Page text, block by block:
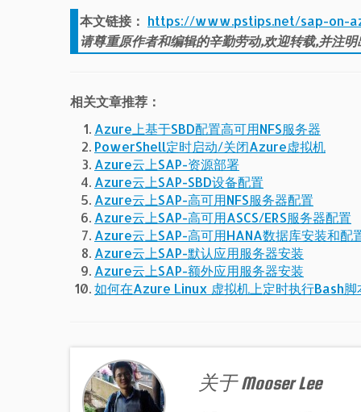
本文链接： https://www.pstips.net/sap-on-
请尊重原作者和编辑的辛勤劳动,欢迎转载,并注明
相关文章推荐：
Azure上基于SBD配置高可用NFS服务器
PowerShell定时启动/关闭Azure虚拟机
Azure云上SAP-资源部署
Azure云上SAP-SBD设备配置
Azure云上SAP-高可用NFS服务器配置
Azure云上SAP-高可用ASCS/ERS服务器配置
Azure云上SAP-高可用HANA数据库安装和配
Azure云上SAP-默认应用服务器安装
Azure云上SAP-额外应用服务器安装
如何在Azure Linux 虚拟机上定时执行Bash脚
关于 Mooser Lee